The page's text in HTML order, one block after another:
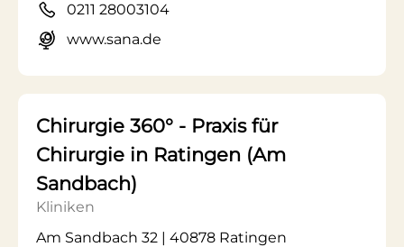
0211 28003104
www.sana.de
Chirurgie 360° - Praxis für
Chirurgie in Ratingen (Am
Sandbach)
Kliniken
Am Sandbach 32 | 40878 Ratingen